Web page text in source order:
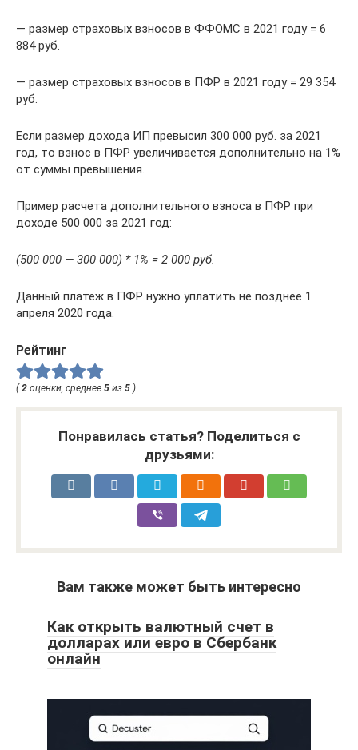
— размер страховых взносов в ФФОМС в 2021 году = 6
884 руб.
— размер страховых взносов в ПФР в 2021 году = 29 354
руб.
Если размер дохода ИП превысил 300 000 руб. за 2021
год, то взнос в ПФР увеличивается дополнительно на 1%
от суммы превышения.
Пример расчета дополнительного взноса в ПФР при
доходе 500 000 за 2021 год:
(500 000 — 300 000) * 1% = 2 000 руб.
Данный платеж в ПФР нужно уплатить не позднее 1
апреля 2020 года.
Рейтинг
(2 оценки, среднее 5 из 5 )
Понравилась статья? Поделиться с
друзьями:
Вам также может быть интересно
Как открыть валютный счет в
долларах или евро в Сбербанк
онлайн